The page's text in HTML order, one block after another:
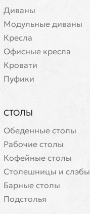
Диваны
Модульные диваны
Кресла
Офисные кресла
Кровати
Пуфики
СТОЛЫ
Обеденные столы
Рабочие столы
Кофейные столы
Cтолешницы и слэбы
Барные столы
Подстолья